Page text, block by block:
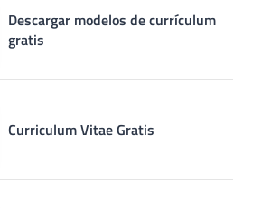
Descargar modelos de currículum
gratis
Curriculum Vitae Gratis